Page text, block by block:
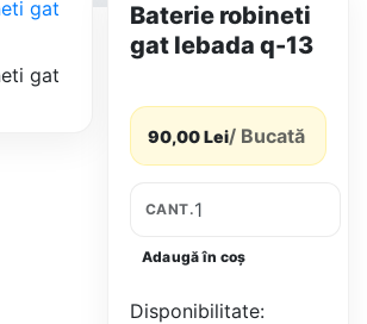
Baterie robineti
gat lebada q-13
90,00 Lei/ Bucată
CANT.
Adaugă în coș
Disponibilitate: